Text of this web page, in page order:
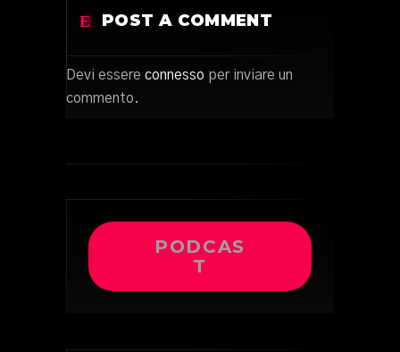
POST A COMMENT
Devi essere connesso per inviare un
commento.
PODCAS
T